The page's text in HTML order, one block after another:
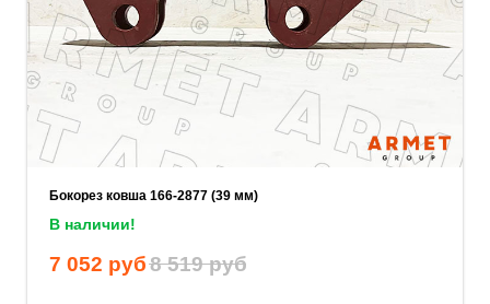
Бокорез ковша 166-2877 (39 мм)
В наличии!
7 052 руб8 519 руб
Прикрепите документацию (при наличии)
Add files
ОСТАВИТЬ ЗАЯВКУ